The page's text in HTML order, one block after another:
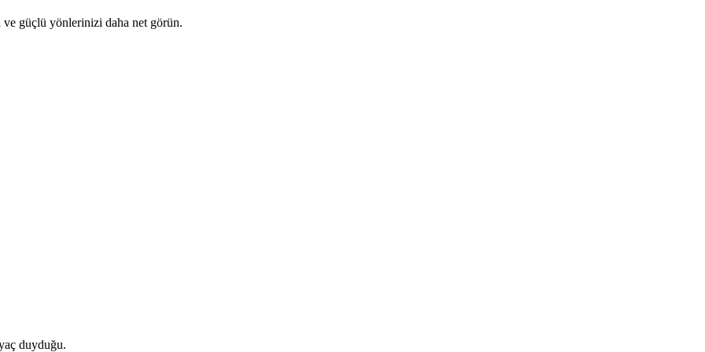
güçlü yönlerinizi daha net görün.
duyduğu.